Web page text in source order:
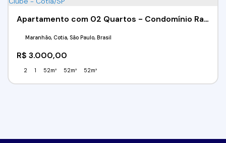
Apartamento com 02 Quartos - Condomínio Raízes Eco Clube - Cotia/SP
R$ 3.000,00
Maranhão, Cotia, São Paulo, Brasil
2 1 52m² 52m² 52m²